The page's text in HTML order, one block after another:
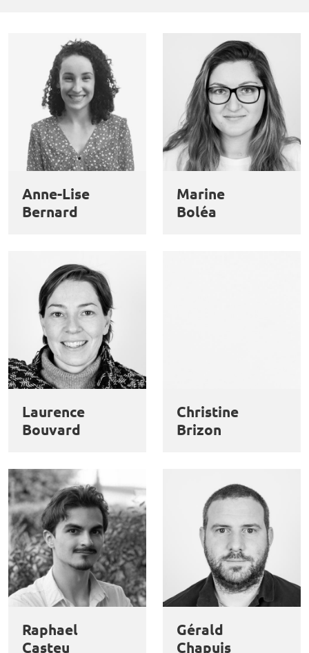
Anne-Lise
Bernard
Marine
Boléa
Laurence
Bouvard
Christine
Brizon
Raphael
Casteu
Gérald
Chapuis